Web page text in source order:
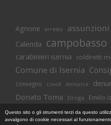
Agnone arresto assunzioni
Calenda campobasso
carabinieri isernia coldiretti
Comune di Isernia
convegno covid denunce
Donato Toma Droga Emilio
Isernia lavoro
Questo sito o gli strumenti terzi da questo
avvalgono di cookie necessari al